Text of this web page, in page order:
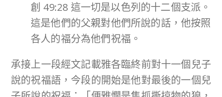
創 49:28 這一切是以色列的十二個支派。
這是他們的父親對他們所說的話，他按照
各人的福分為他們祝福。
承接上一段經文記載雅各臨終前對十一個兒子
說的祝福語，今段的開始是他對最後的一個兒